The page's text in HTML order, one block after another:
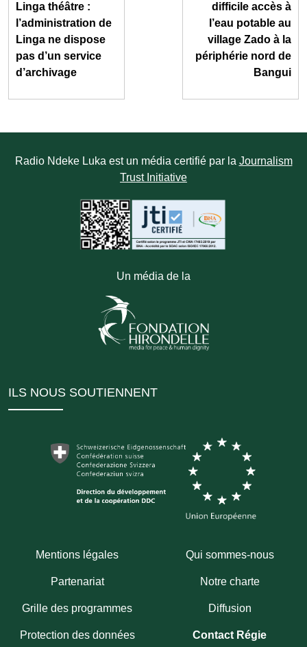
Linga théâtre :
l’administration de
Linga ne dispose
pas d’un service
d’archivage
difficile accès à
l’eau potable au
village Zado à la
périphérie nord de
Bangui
Radio Ndeke Luka est un média certifié par la Journalism
Trust Initiative
Un média de la
ILS NOUS SOUTIENNENT
Mentions légales Qui sommes-nous
Partenariat Notre charte
Grille des programmes Diffusion
Protection des données Contact Régie